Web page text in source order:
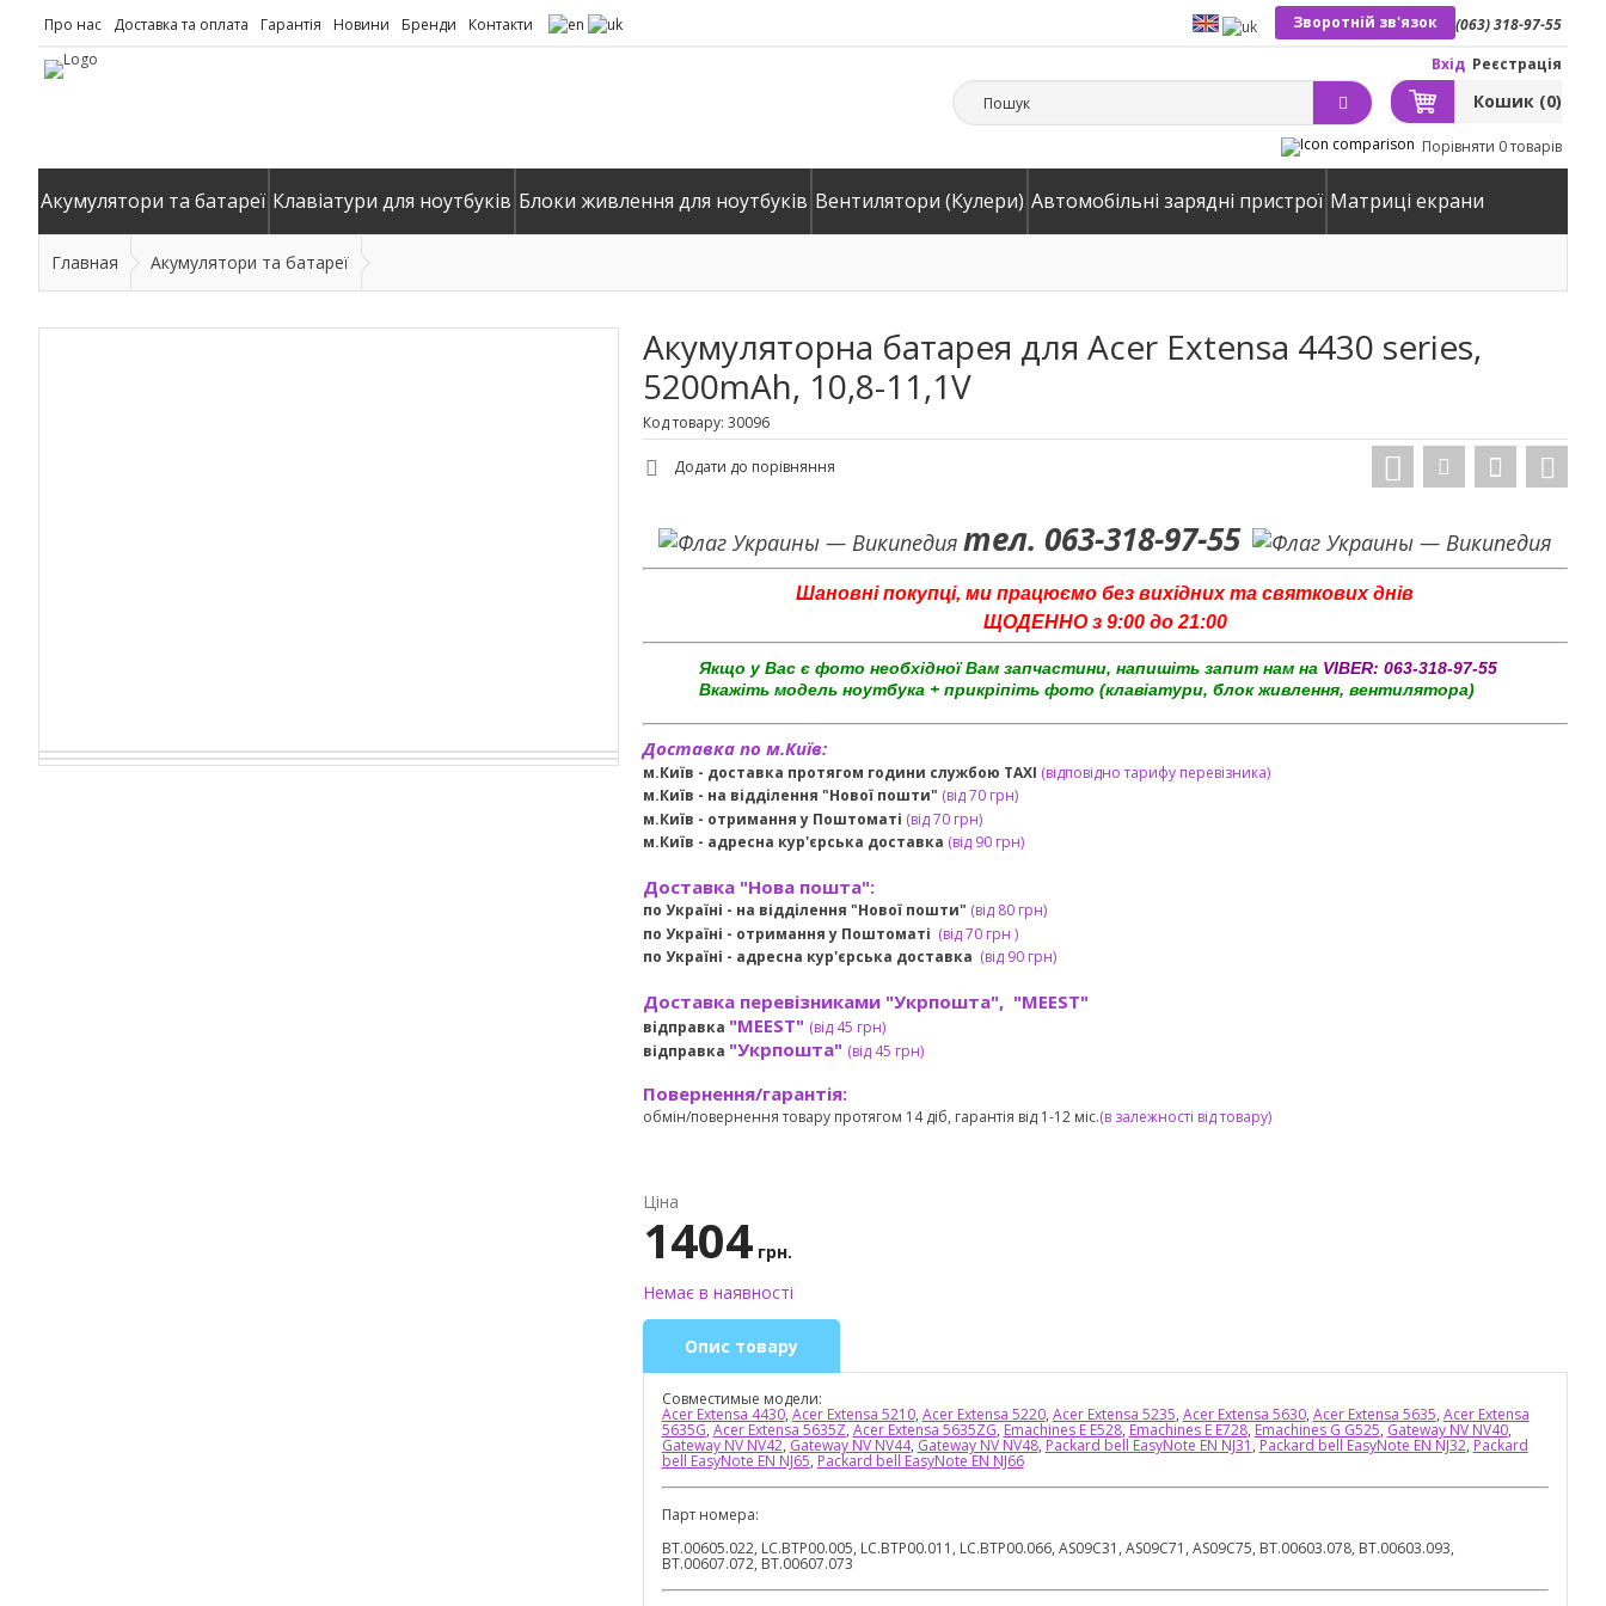
Про нас Доставка та оплата Гарантія Новини Бренди Контакти (063) 318-97-55
Зворотній зв'язок
Вхід Реєстрація
Кошик (0)
Порівняти 0 товарів
Акумулятори та батареї Клавіатури для ноутбуків Блоки живлення для ноутбуків Вентилятори (Кулери) Автомобільні зарядні пристрої Матриці екрани
Главная Акумулятори та батареї
Акумуляторна батарея для Acer Extensa 4430 series,
5200mAh, 10,8-11,1V
Код товару: 30096
Додати до порівняння
тел. 063-318-97-55
Шановні покупці, ми працюємо без вихідних та святкових днів
ЩОДЕННО з 9:00 до 21:00
Якщо у Вас є фото необхідної Вам запчастини, напишіть запит нам на VIBER: 063-318-97-55
Вкажіть модель ноутбука + прикріпіть фото (клавіатури, блок живлення, вентилятора)
Доставка по м.Київ:
м.Київ - доставка протягом години службою TAXI (відповідно тарифу перевізника)
м.Київ - на відділення "Нової пошти" (від 70 грн)
м.Київ - отримання у Поштоматі (від 70 грн)
м.Київ - адресна кур'єрська доставка (від90 грн)
Доставка "Нова пошта":
по Україні - на відділення "Нової пошти" (від 80 грн)
по Україні - отримання у Поштоматі (від 70 грн )
по Україні - адресна кур'єрська доставка (від90 грн)
Доставка перевізниками "Укрпошта", "MEEST"
відправка "MEEST" (від 45 грн)
відправка "Укрпошта" (від 45 грн)
Повернення/гарантія:
обмін/повернення товару протягом 14 діб, гарантія від 1-12 міс.(в залежності від товару)
Ціна
1404 грн.
Немає в наявності
Опис товару
Совместимые модели:
Acer Extensa 4430, Acer Extensa 5210, Acer Extensa 5220, Acer Extensa 5235, Acer Extensa 5630, Acer Extensa 5635, Acer Extensa
5635G, Acer Extensa 5635Z, Acer Extensa 5635ZG, Emachines E E528, Emachines E E728, Emachines G G525, Gateway NV NV40,
Gateway NV NV42, Gateway NV NV44, Gateway NV NV48, Packard bell EasyNote EN NJ31 , Packard bell EasyNote EN NJ32, Packard
bell EasyNote EN NJ65, Packard bell EasyNote EN NJ66
Парт номера:
BT.00605.022, LC.BTP00.005, LC.BTP00.011, LC.BTP00.066, AS09C31, AS09C71, AS09C75, BT.00603.078, BT.00603.093,
BT.00607.072, BT.00607.073